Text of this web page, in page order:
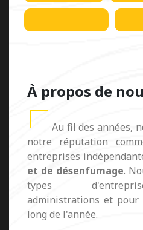
À propos de
Au fil des années,
notre réputation
entreprises
et de désenfumage.
types
administrations et
long de l'année.